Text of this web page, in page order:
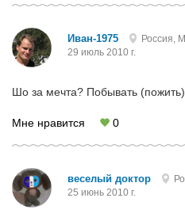
Иван-1975
Россия,
29 июль 2010 г.
Шо за мечта? Побывать
Мне нравится 0
веселый доктор
25 июнь 2010 г.